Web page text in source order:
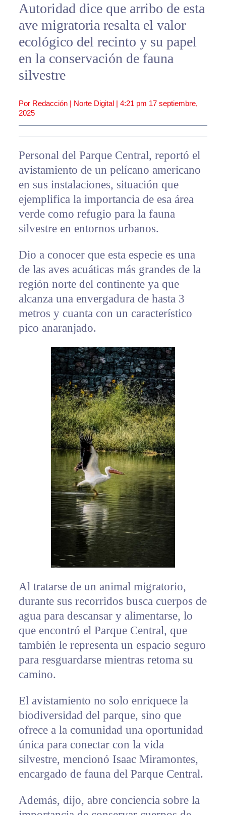
Autoridad dice que arribo de esta
ave migratoria resalta el valor
ecológico del recinto y su papel
en la conservación de fauna
silvestre
Por Redacción | Norte Digital | 4:21 pm 17 septiembre,
2025
Personal del Parque Central, reportó el
avistamiento de un pelícano americano
en sus instalaciones, situación que
ejemplifica la importancia de esa área
verde como refugio para la fauna
silvestre en entornos urbanos.
Dio a conocer que esta especie es una
de las aves acuáticas más grandes de la
región norte del continente ya que
alcanza una envergadura de hasta 3
metros y cuanta con un característico
pico anaranjado.
Al tratarse de un animal migratorio,
durante sus recorridos busca cuerpos de
agua para descansar y alimentarse, lo
que encontró el Parque Central, que
también le representa un espacio seguro
para resguardarse mientras retoma su
camino.
El avistamiento no solo enriquece la
biodiversidad del parque, sino que
ofrece a la comunidad una oportunidad
única para conectar con la vida
silvestre, mencionó Isaac Miramontes,
encargado de fauna del Parque Central.
Además, dijo, abre conciencia sobre la